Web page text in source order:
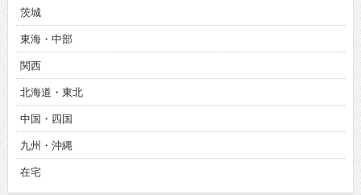
茨城
東海・中部
関西
北海道・東北
中国・四国
九州・沖縄
在宅